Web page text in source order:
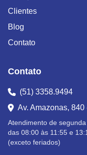
Clientes
Blog
Contato
Contato
(51) 3358.9494
Av. Amazonas, 840
Atendimento de
das 08:00 às 11:55 e
(exceto feriados)